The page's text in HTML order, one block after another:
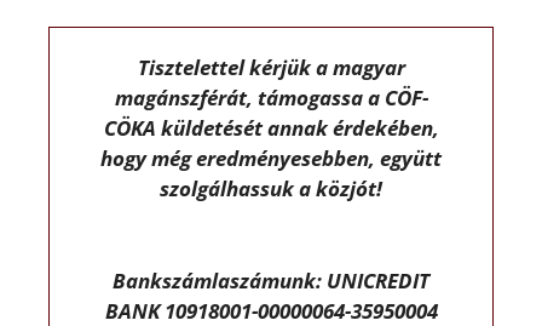
Tisztelettel kérjük a magyar
magánszférát, támogassa a CÖF-
CÖKA küldetését annak érdekében,
hogy még eredményesebben, együtt
szolgálhassuk a közjót!
Bankszámlaszámunk: UNICREDIT
BANK 10918001-00000064-35950004